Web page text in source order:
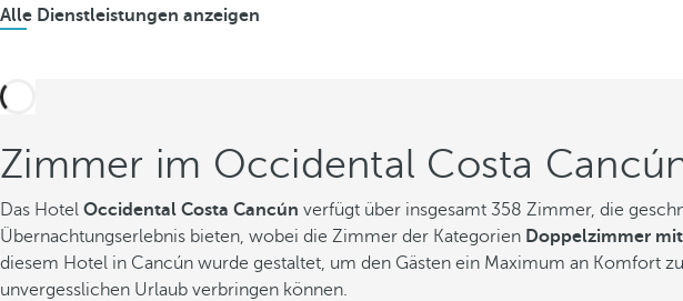
Alle Dienstleistungen anzeigen
Zimmer im Occidental Costa
Das Hotel Occidental Costa Cancún verfügt über insgesamt 358 Zimmer, die
Übernachtungserlebnis bieten, wobei die Zimmer der Kategorien Doppelzimmer
diesem Hotel in Cancún wurde gestaltet, um den Gästen ein Maximum an Komfort
unvergesslichen Urlaub verbringen können.